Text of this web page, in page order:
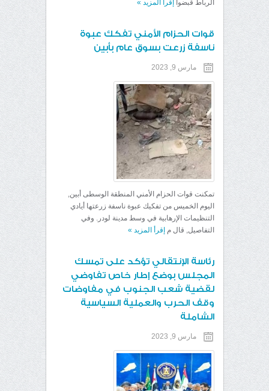
الرباط قبضوا
إقرأ المزيد »
قوات الحزام الأمني تفكك عبوة
ناسفة زرعت بسوق عام بأبين
مارس 9, 2023
تمكنت قوات الحزام الأمني المنطقة الوسطى أبين,
اليوم الخميس من تفكيك عبوة ناسفة زرعتها أيادي
التنظيمات الإرهابية في وسط مدينة لودر. وفي
التفاصيل, قال م إقرأ المزيد »
رئاسة الإنتقالي تؤكد على تمسك
المجلس بوضع إطار خاص تفاوضي
لقضية شعب الجنوب في مفاوضات
وقف الحرب والعملية السياسية
الشاملة
مارس 9, 2023